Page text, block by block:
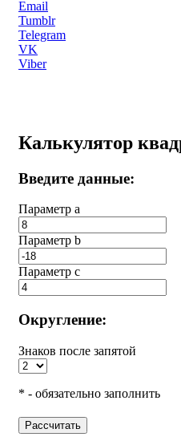
Email
Tumblr
Telegram
VK
Viber
Калькулятор
Введите данные:
Параметр a
Параметр b
Параметр с
Округление:
Знаков после запятой
* - обязательно заполнить
Рассчитать